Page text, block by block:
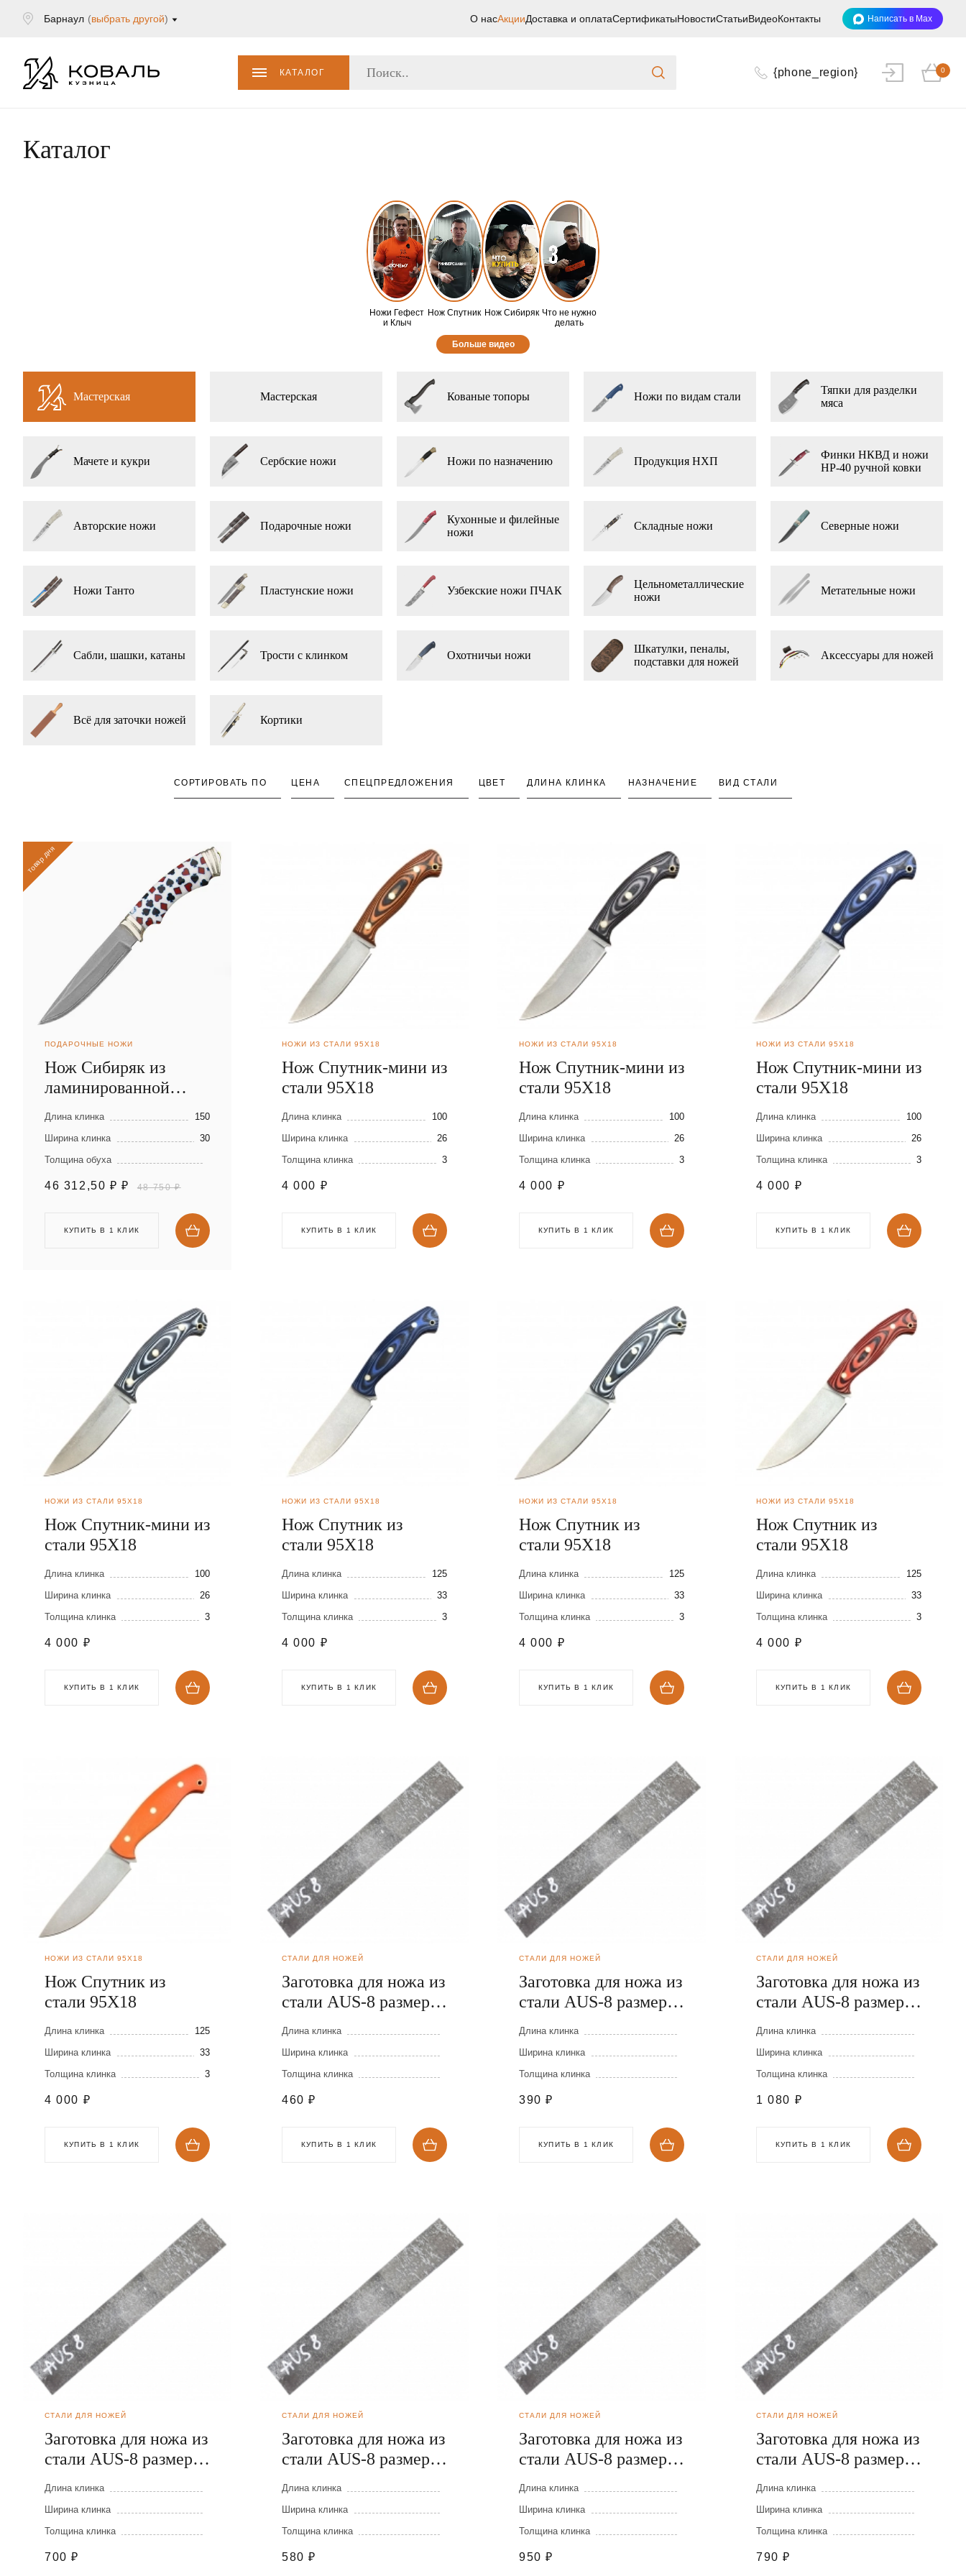
Барнаул (выбрать другой) О насАкцииДоставка и оплатаСертификатыНовостиСтатьиВидеоКонтакты Написать в Max
КАТАЛОГ {phone_region} 0
Каталог
Ножи Гефест
и Клыч
Нож Спутник Нож Сибиряк Что не нужно
делать
Больше видео
Мастерская Мастерская Кованые топоры Ножи по видам стали
Тяпки для разделки
мяса
Мачете и кукри Сербские ножи Ножи по назначению Продукция НХП
Финки НКВД и ножи
НР-40 ручной ковки
Авторские ножи Подарочные ножи
Кухонные и филейные
ножи
Складные ножи Северные ножи
Ножи Танто Пластунские ножи Узбекские ножи ПЧАК
Цельнометаллические
ножи
Метательные ножи
Сабли, шашки, катаны Трости с клинком Охотничьи ножи
Шкатулки, пеналы,
подставки для ножей
Аксессуары для ножей
Всё для заточки ножей Кортики
СОРТИРОВАТЬ ПО ЦЕНА СПЕЦПРЕДЛОЖЕНИЯ ЦВЕТ ДЛИНА КЛИНКА НАЗНАЧЕНИЕ ВИД СТАЛИ
товар дня
ПОДАРОЧНЫЕ НОЖИ
Нож Сибиряк из
ламинированной
стали
Длина клинка
150
Ширина клинка
30
Толщина обуха
46 312,50 ₽ ₽ 48 750 ₽
КУПИТЬ В 1 КЛИК
НОЖИ ИЗ СТАЛИ 95Х18
Нож Спутник-мини из
стали 95Х18
Длина клинка
100
Ширина клинка
26
Толщина клинка
3
4 000 ₽
КУПИТЬ В 1 КЛИК
НОЖИ ИЗ СТАЛИ 95Х18
Нож Спутник-мини из
стали 95Х18
Длина клинка
100
Ширина клинка
26
Толщина клинка
3
4 000 ₽
КУПИТЬ В 1 КЛИК
НОЖИ ИЗ СТАЛИ 95Х18
Нож Спутник-мини из
стали 95Х18
Длина клинка
100
Ширина клинка
26
Толщина клинка
3
4 000 ₽
КУПИТЬ В 1 КЛИК
НОЖИ ИЗ СТАЛИ 95Х18
Нож Спутник-мини из
стали 95Х18
Длина клинка
100
Ширина клинка
26
Толщина клинка
3
4 000 ₽
КУПИТЬ В 1 КЛИК
НОЖИ ИЗ СТАЛИ 95Х18
Нож Спутник из
стали 95Х18
Длина клинка
125
Ширина клинка
33
Толщина клинка
3
4 000 ₽
КУПИТЬ В 1 КЛИК
НОЖИ ИЗ СТАЛИ 95Х18
Нож Спутник из
стали 95Х18
Длина клинка
125
Ширина клинка
33
Толщина клинка
3
4 000 ₽
КУПИТЬ В 1 КЛИК
НОЖИ ИЗ СТАЛИ 95Х18
Нож Спутник из
стали 95Х18
Длина клинка
125
Ширина клинка
33
Толщина клинка
3
4 000 ₽
КУПИТЬ В 1 КЛИК
НОЖИ ИЗ СТАЛИ 95Х18
Нож Спутник из
стали 95Х18
Длина клинка
125
Ширина клинка
33
Толщина клинка
3
4 000 ₽
КУПИТЬ В 1 КЛИК
СТАЛИ ДЛЯ НОЖЕЙ
Заготовка для ножа из
стали AUS-8 размеры:
200х30х4 мм
Длина клинка
Ширина клинка
Толщина клинка
460 ₽
КУПИТЬ В 1 КЛИК
СТАЛИ ДЛЯ НОЖЕЙ
Заготовка для ножа из
стали AUS-8 размеры:
200х30х3 мм
Длина клинка
Ширина клинка
Толщина клинка
390 ₽
КУПИТЬ В 1 КЛИК
СТАЛИ ДЛЯ НОЖЕЙ
Заготовка для ножа из
стали AUS-8 размеры:
300х40х5 мм
Длина клинка
Ширина клинка
Толщина клинка
1 080 ₽
КУПИТЬ В 1 КЛИК
СТАЛИ ДЛЯ НОЖЕЙ
Заготовка для ножа из
стали AUS-8 размеры:
300х40х2,5 мм
Длина клинка
Ширина клинка
Толщина клинка
700 ₽
СТАЛИ ДЛЯ НОЖЕЙ
Заготовка для ножа из
стали AUS-8 размеры:
250х40х2,5 мм
Длина клинка
Ширина клинка
Толщина клинка
580 ₽
СТАЛИ ДЛЯ НОЖЕЙ
Заготовка для ножа из
стали AUS-8 размеры:
300х40х4 мм
Длина клинка
Ширина клинка
Толщина клинка
950 ₽
СТАЛИ ДЛЯ НОЖЕЙ
Заготовка для ножа из
стали AUS-8 размеры:
300х40х3 мм
Длина клинка
Ширина клинка
Толщина клинка
790 ₽